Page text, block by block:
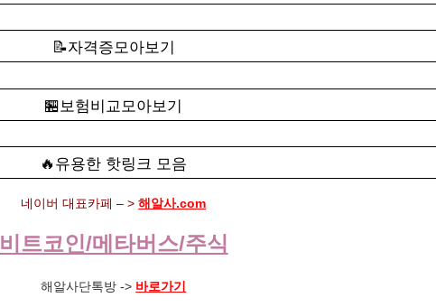
📝자격증모아보기
🏪보험비교모아보기
🔥유용한 핫링크 모음
네이버 대표카페 – >해알사.com
비트코인/메타버스/주식
해알사단톡방 -> 바로가기